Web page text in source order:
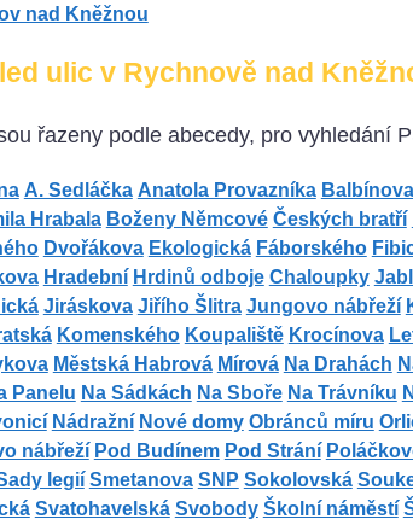
nad Kněžnou
ulic v Rychnově nad
řazeny podle abecedy, pro vyhledání
A. Sedláčka Anatola Provazníka Balbínova
Hrabala Boženy Němcové Českých bratří
Dvořákova Ekologická Fáborského
Hradební Hrdinů odboje Chaloupky
Jiráskova Jiřího Šlitra Jungovo nábřeží
Komenského Koupaliště Krocínova
Městská Habrová Mírová Na Drahách
Panelu Na Sádkách Na Sboře Na Trávníku
Nádražní Nové domy Obránců míru
nábřeží Pod Budínem Pod Strání
legií Smetanova SNP Sokolovská
Svatohavelská Svobody Školní náměstí